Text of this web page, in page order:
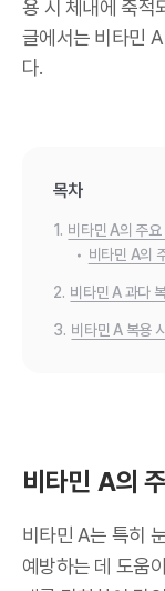
용 시 체내에 축적
글에서는 비타민
다.
목차
1. 비타민 A의 주요
• 비타민 A의
2. 비타민 A 과다
3. 비타민 A 복용
비타민 A의
비타민 A는 특히
예방하는 데 도움